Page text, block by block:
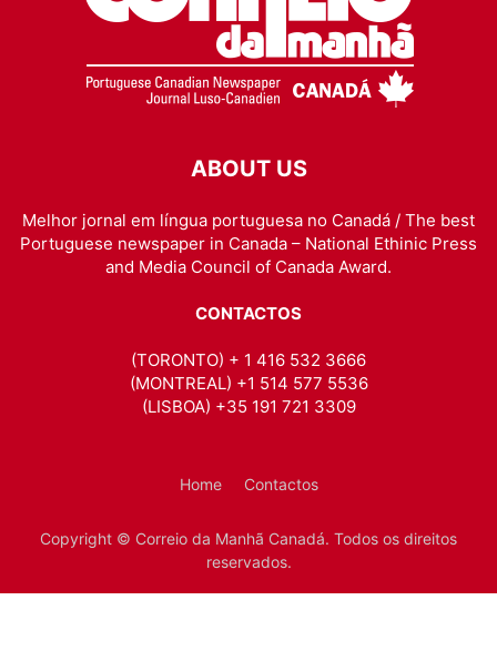
ABOUT US
Melhor jornal em língua portuguesa no Canadá / The best
Portuguese newspaper in Canada – National Ethinic Press
and Media Council of Canada Award.
CONTACTOS
(TORONTO) + 1 416 532 3666
(MONTREAL) +1 514 577 5536
(LISBOA) +35 191 721 3309
Home Contactos
Copyright © Correio da Manhã Canadá. Todos os direitos
reservados.